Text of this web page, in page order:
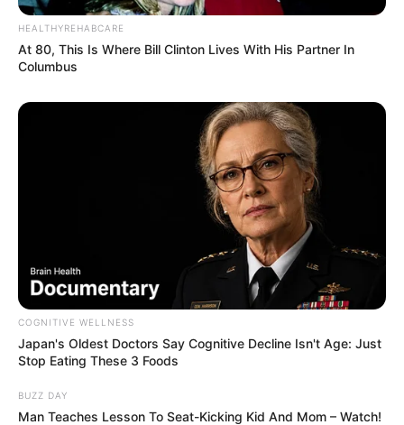
HEALTHYREHABCARE
At 80, This Is Where Bill Clinton Lives With His Partner In
Columbus
COGNITIVE WELLNESS
Japan's Oldest Doctors Say Cognitive Decline Isn't Age: Just
Stop Eating These 3 Foods
BUZZ DAY
Man Teaches Lesson To Seat-Kicking Kid And Mom – Watch!